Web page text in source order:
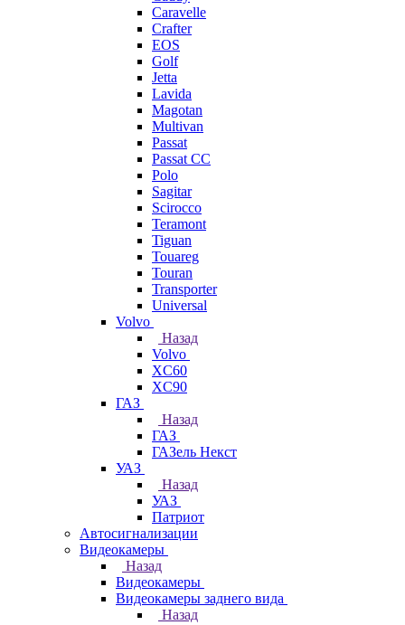
Caravelle
Crafter
EOS
Golf
Jetta
Lavida
Magotan
Multivan
Passat
Passat CC
Polo
Sagitar
Scirocco
Teramont
Tiguan
Touareg
Touran
Transporter
Universal
Volvo
Назад
Volvo
XC60
XC90
ГАЗ
Назад
ГАЗ
ГАЗель Некст
УАЗ
Назад
УАЗ
Патриот
Автосигнализации
Видеокамеры
Назад
Видеокамеры
Видеокамеры заднего вида
Назад